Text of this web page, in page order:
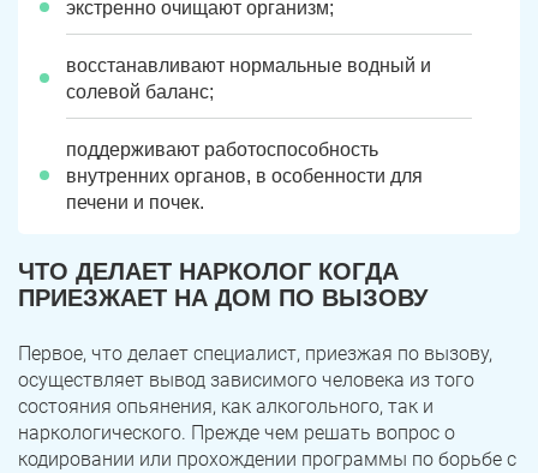
экстренно очищают организм;
восстанавливают нормальные водный и
солевой баланс;
поддерживают работоспособность
внутренних органов, в особенности для
печени и почек.
ЧТО ДЕЛАЕТ НАРКОЛОГ КОГДА
ПРИЕЗЖАЕТ НА ДОМ ПО ВЫЗОВУ
Первое, что делает специалист, приезжая по вызову,
осуществляет вывод зависимого человека из того
состояния опьянения, как алкогольного, так и
наркологического. Прежде чем решать вопрос о
кодировании или прохождении программы по борьбе с